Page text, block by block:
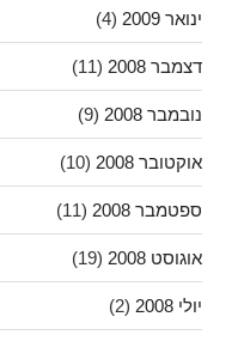
ינואר 2009 (4)
דצמבר 2008 (11)
נובמבר 2008 (9)
אוקטובר 2008 (10)
ספטמבר 2008 (11)
אוגוסט 2008 (19)
יולי 2008 (2)